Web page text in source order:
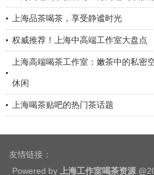
上海品茶喝茶，享受静谧时光
权威推荐！上海中高端工作室大盘点
上海高端喝茶工作室：嫩茶中的私密
休闲
上海喝茶贴吧的热门茶话题
友情链接：
Powered by 上海工作室喝茶资源